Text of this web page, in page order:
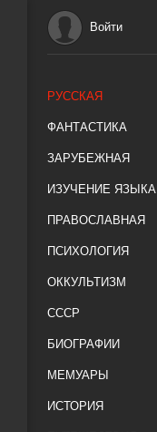
Войти
РУССКАЯ
ФАНТАСТИКА
ЗАРУБЕЖНАЯ
ИЗУЧЕНИЕ ЯЗЫКА
ПРАВОСЛАВНАЯ
ПСИХОЛОГИЯ
ОККУЛЬТИЗМ
СССР
БИОГРАФИИ
МЕМУАРЫ
ИСТОРИЯ